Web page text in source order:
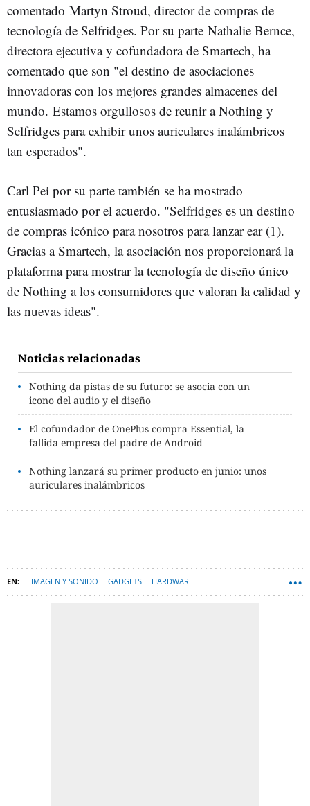
comentado Martyn Stroud, director de compras de
tecnología de Selfridges. Por su parte Nathalie Bernce,
directora ejecutiva y cofundadora de Smartech, ha
comentado que son "el destino de asociaciones
innovadoras con los mejores grandes almacenes del
mundo. Estamos orgullosos de reunir a Nothing y
Selfridges para exhibir unos auriculares inalámbricos
tan esperados".
Carl Pei por su parte también se ha mostrado
entusiasmado por el acuerdo. "Selfridges es un destino
de compras icónico para nosotros para lanzar ear (1).
Gracias a Smartech, la asociación nos proporcionará la
plataforma para mostrar la tecnología de diseño único
de Nothing a los consumidores que valoran la calidad y
las nuevas ideas".
Noticias relacionadas
Nothing da pistas de su futuro: se asocia con un
icono del audio y el diseño
El cofundador de OnePlus compra Essential, la
fallida empresa del padre de Android
Nothing lanzará su primer producto en junio: unos
auriculares inalámbricos
IMAGEN Y SONIDO GADGETS HARDWARE